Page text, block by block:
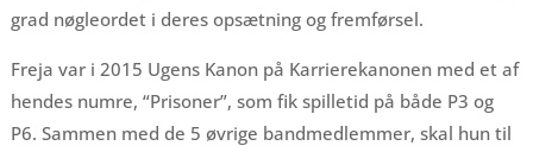
grad nøgleordet i deres opsætning og fremførsel.
Freja var i 2015 Ugens Kanon på Karrierekanonen med et af
hendes numre, “Prisoner”, som fik spilletid på både P3 og
P6. Sammen med de 5 øvrige bandmedlemmer, skal hun til